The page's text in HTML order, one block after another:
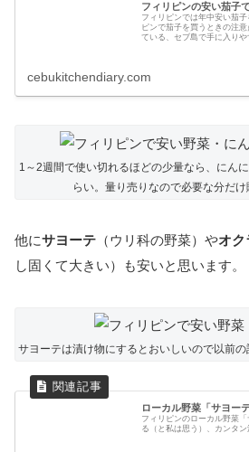
フィリピンの安い茄子
フィリピンでは年中安い茄
ピンで茄子を買うときの注
ている、セブ島で手に入り
cebukitchendiary.com
1～2週間で使い切れるほどの少量なら、にん
らい。量り売りなので必要な分だけ
他にサヨーテ （ウリ科の野菜）やオク
し固くて大きい）も安いと思います。
サヨーテは漬け物にするとおいしいので以前の
ローカル野菜「サヨー
フィリピンのローカル野菜
る（と私は思う）、カンタン